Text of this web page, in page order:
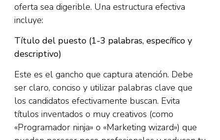
oferta sea digerible. Una estructura efectiva
incluye:​
Título del puesto (1-3 palabras, específico y
descriptivo)
Este es el gancho que captura atención. Debe
ser claro, conciso y utilizar palabras clave que
los candidatos efectivamente buscan. Evita
títulos inventados o muy creativos (como
«Programador ninja» o «Marketing wizard») que